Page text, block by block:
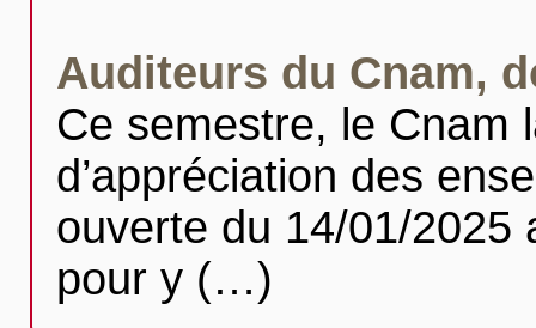
Auditeurs du Cnam,
Ce semestre, le Cnam
d’appréciation des
ouverte du 14/01/2025
pour y (…)